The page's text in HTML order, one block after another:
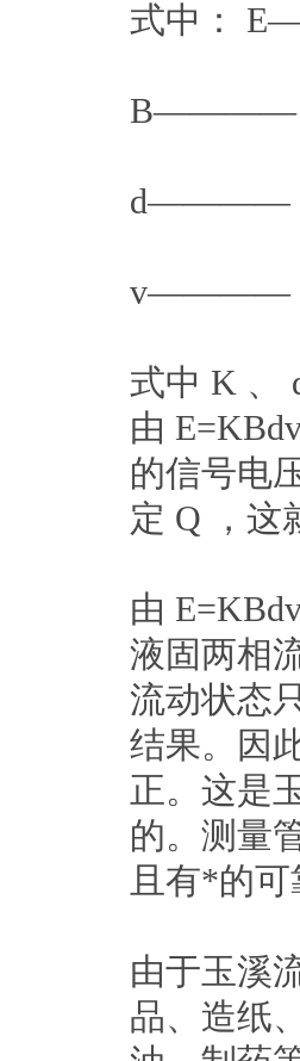
式中：
B————
d————
v————
式中 K 、
由
的信号电
定 Q ，这
由
液固两相
流动状态
结果。因
正。这是
的。测量
且有*的可
由于玉溪
品、造纸